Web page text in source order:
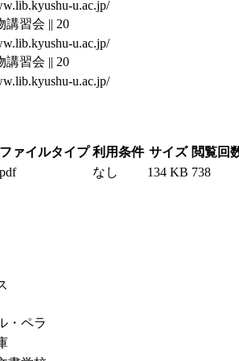
u.ac.jp/
講習会 || 20
u.ac.jp/
講習会 || 20
u.ac.jp/
ファイルタイプ 利用条件 サイズ 閲覧回
pdf なし 134 KB 738
・ペラ